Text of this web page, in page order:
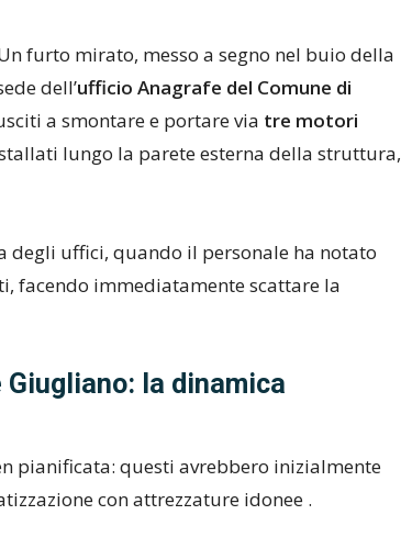
furto mirato, messo a segno nel buio della
dell’ufficio Anagrafe del Comune di
a smontare e portare via tre motori
lungo la parete esterna della struttura,
degli uffici, quando il personale ha notato
facendo immediatamente scattare la
la dinamica
pianificata: questi avrebbero inizialmente
con attrezzature idonee .